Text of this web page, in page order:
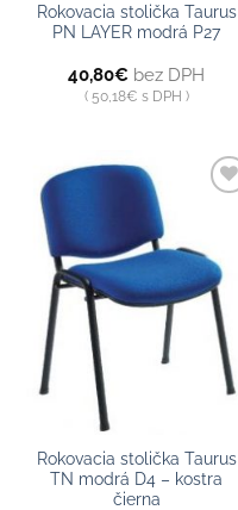
Rokovacia stolička Taurus
PN LAYER modrá P27
40,80€ bez DPH
50,18€ s DPH
Rokovacia stolička Taurus
TN modrá D4 – kostra
čierna